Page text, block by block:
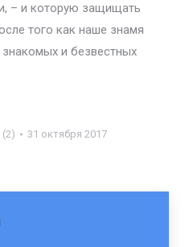
– и которую защищать
того как наше знамя
и безвестных
(2) 31 октября 2017